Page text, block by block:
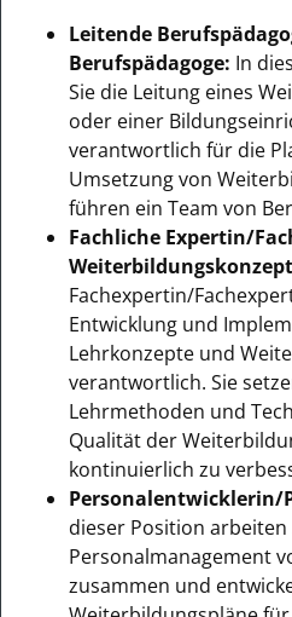
Leitende
Berufspädagoge: In
Sie die Leitung eines
oder einer
verantwortlich für die
Umsetzung von
führen ein Team von
Fachliche Expertin/
Fachexpertin/
Entwicklung und
Lehrkonzepte und
verantwortlich. Sie
Lehrmethoden und
Qualität der
kontinuierlich zu
Personalentwicklerin/
dieser Position arbeiten
Personalmanagement
zusammen und